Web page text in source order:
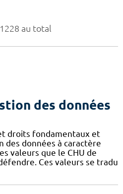
au total
des données
droits fondamentaux et
données à caractère
valeurs que le CHU de
Ces valeurs se tradu